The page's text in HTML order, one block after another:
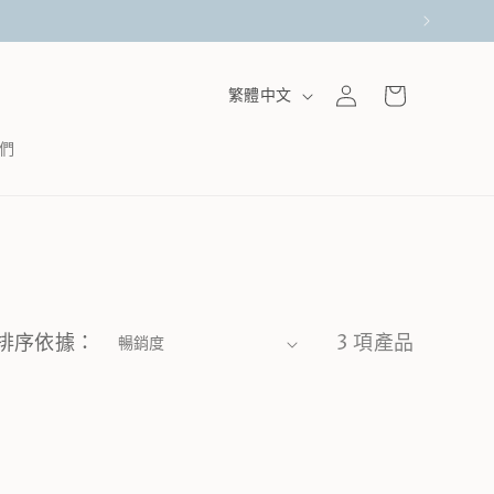
語
言
繁體中文
登
入
物
序依據： 3 項產品